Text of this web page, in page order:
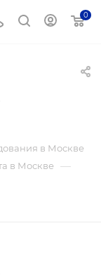
0
в Москве
в Москве —